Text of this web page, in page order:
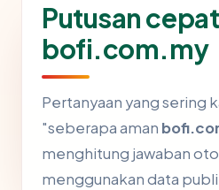
Putusan
bofi.com.my
Pertanyaan yang sering
"seberapa aman
menghitung jawaban
menggunakan data